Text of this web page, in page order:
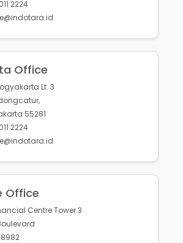
2224
Office
Lt. 3
55281
2224
Office
Centre Tower 3